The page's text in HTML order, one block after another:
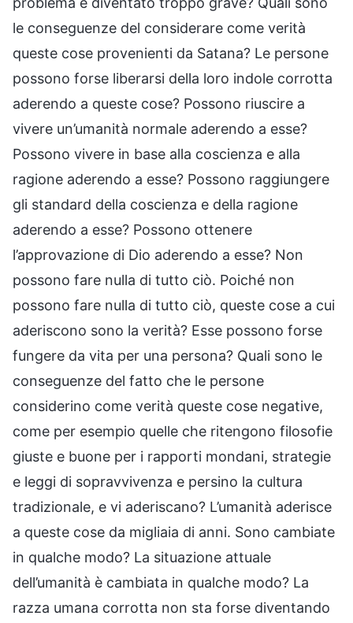
le conseguenze del considerare come verità
queste cose provenienti da Satana? Le persone
possono forse liberarsi della loro indole corrotta
aderendo a queste cose? Possono riuscire a
vivere un’umanità normale aderendo a esse?
Possono vivere in base alla coscienza e alla
ragione aderendo a esse? Possono raggiungere
gli standard della coscienza e della ragione
aderendo a esse? Possono ottenere
l’approvazione di Dio aderendo a esse? Non
possono fare nulla di tutto ciò. Poiché non
possono fare nulla di tutto ciò, queste cose a cui
aderiscono sono la verità? Esse possono forse
fungere da vita per una persona? Quali sono le
conseguenze del fatto che le persone
considerino come verità queste cose negative,
come per esempio quelle che ritengono filosofie
giuste e buone per i rapporti mondani, strategie
e leggi di sopravvivenza e persino la cultura
tradizionale, e vi aderiscano? L’umanità aderisce
a queste cose da migliaia di anni. Sono cambiate
in qualche modo? La situazione attuale
dell’umanità è cambiata in qualche modo? La
razza umana corrotta non sta forse diventando